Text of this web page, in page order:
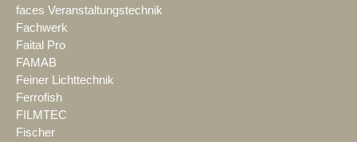
faces Veranstaltungstechnik
Fachwerk
Faital Pro
FAMAB
Feiner Lichttechnik
Ferrofish
FILMTEC
Fischer